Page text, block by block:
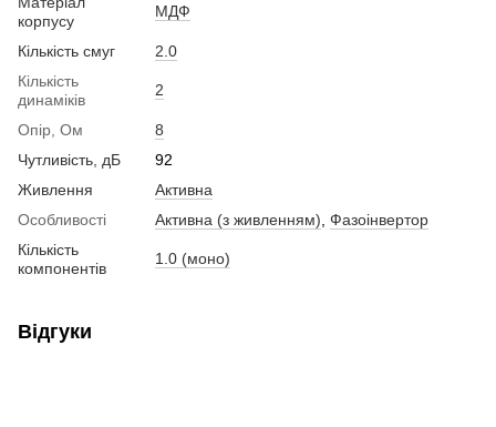
корпусу
МДФ
Кількість смуг
2.0
Кількість
динаміків
2
Опір, Ом
8
Чутливість, дБ
92
Живлення
Активна
Особливості
Активна (з живленням) Фазоінвертор
Кількість
компонентів
1.0 (моно)
Відгуки